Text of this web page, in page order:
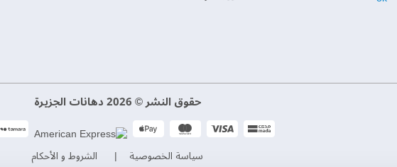
حقوق النشر © 2026 دهانات الجزيرة
سياسة الخصوصية الشروط و الأحكام